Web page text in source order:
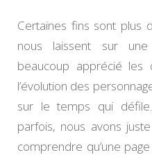
Certaines fins sont plus
nous laissent sur une
beaucoup apprécié les
l’évolution des
sur le temps qui
parfois, nous avons
comprendre qu’une